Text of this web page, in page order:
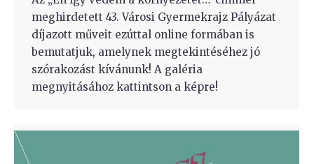
meghirdetett 43. Városi Gyermekrajz Pályázat
díjazott műveit ezúttal online formában is
bemutatjuk, amelynek megtekintéséhez jó
szórakozást kívánunk! A galéria
megnyitásához kattintson a képre!